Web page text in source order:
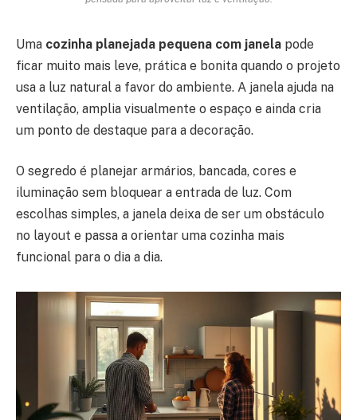
Uma cozinha planejada pequena com janela pode
ficar muito mais leve, prática e bonita quando o projeto
usa a luz natural a favor do ambiente. A janela ajuda na
ventilação, amplia visualmente o espaço e ainda cria
um ponto de destaque para a decoração.
O segredo é planejar armários, bancada, cores e
iluminação sem bloquear a entrada de luz. Com
escolhas simples, a janela deixa de ser um obstáculo
no layout e passa a orientar uma cozinha mais
funcional para o dia a dia.